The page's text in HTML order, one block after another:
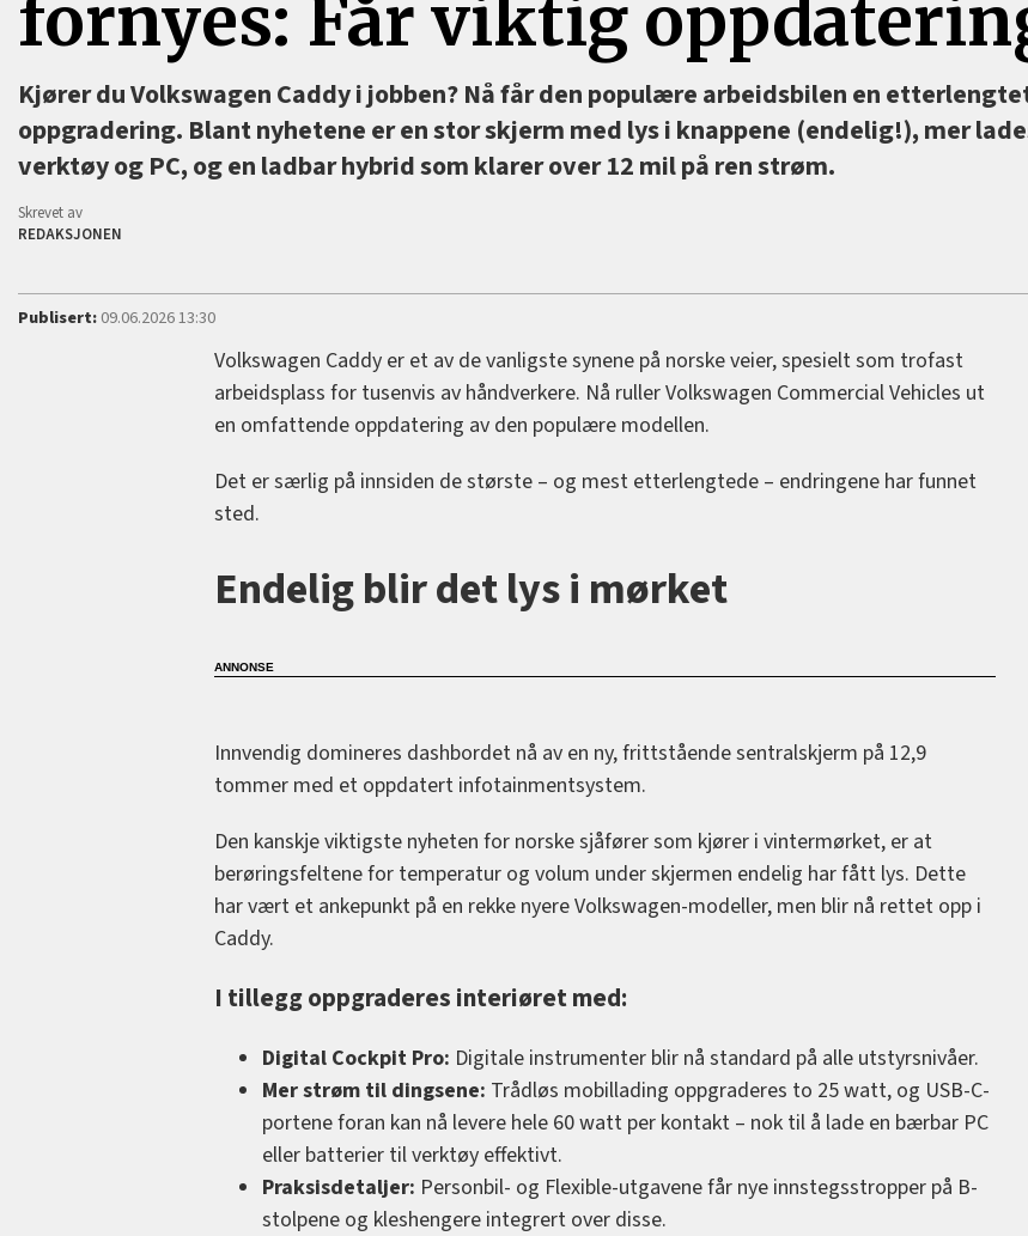
fornyes: Får viktig
Kjører du Volkswagen Caddy i jobben? Nå får den populære arbeidsbilen en
oppgradering. Blant nyhetene er en stor skjerm med lys i knappene (endelig!), mer
verktøy og PC, og en ladbar hybrid som klarer over 12 mil på ren strøm.
Skrevet av
REDAKSJONEN
Publisert:09.06.2026 13:30
Volkswagen Caddy er et av de vanligste synene på norske veier, spesielt som trofast
arbeidsplass for tusenvis av håndverkere. Nå ruller Volkswagen Commercial Vehicles ut
en omfattende oppdatering av den populære modellen.
Det er særlig på innsiden de største – og mest etterlengtede – endringene har funnet
sted.
Endelig blir det lys i mørket
Innvendig domineres dashbordet nå av en ny, frittstående sentralskjerm på 12,9
tommer med et oppdatert infotainmentsystem.
Den kanskje viktigste nyheten for norske sjåfører som kjører i vintermørket, er at
berøringsfeltene for temperatur og volum under skjermen endelig har fått lys. Dette
har vært et ankepunkt på en rekke nyere Volkswagen-modeller, men blir nå rettet opp i
Caddy.
I tillegg oppgraderes interiøret med:
Digital Cockpit Pro: Digitale instrumenter blir nå standard på alle utstyrsnivåer.
Mer strøm til dingsene: Trådløs mobillading oppgraderes to 25 watt, og USB-C-
portene foran kan nå levere hele 60 watt per kontakt – nok til å lade en bærbar PC
eller batterier til verktøy effektivt.
Praksisdetaljer: Personbil- og Flexible-utgavene får nye innstegsstropper på B-
stolpene og kleshengere integrert over disse.